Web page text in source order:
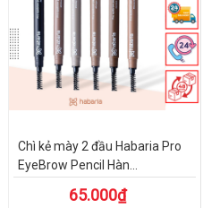
Chì kẻ mày 2 đầu Habaria Pro
EyeBrow Pencil Hàn...
65.000₫